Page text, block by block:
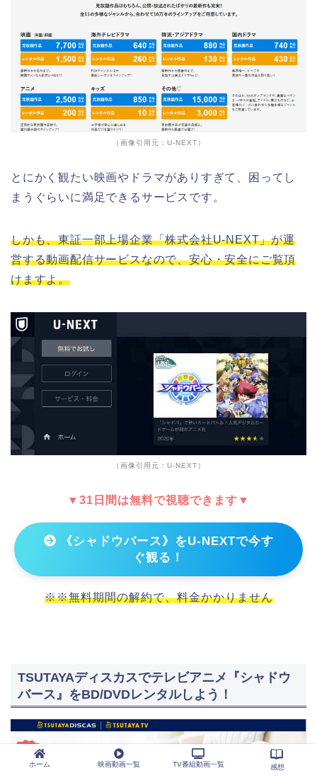
（画像引用元：U-NEXT）
とにかく観たい映画やドラマがありすぎて、困ってし
まうぐらいに満足できるサービスです。
しかも、東証一部上場企業「株式会社U-NEXT」が運
営する動画配信サービスなので、安心・安全にご覧頂
けますよ。
（画像引用元：U-NEXT）
▼31日間は無料で視聴できます▼
《シャドウバース》をU-NEXTで今す
ぐ観る！
※※無料期間の解約で、料金かかりません
TSUTAYAディスカスでテレビアニメ『シャドウ
バース』をBD/DVDレンタルしよう！
ホーム 映画動画一覧 TV番組動画一覧 感想